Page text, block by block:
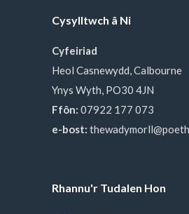
Cysylltwch â Ni
Cyfeiriad
Heol Casnewydd, Calbourne
Ynys Wyth, PO30 4JN
Ffôn: 07922 177 073
e-bost:
Rhannu'r Tudalen Hon